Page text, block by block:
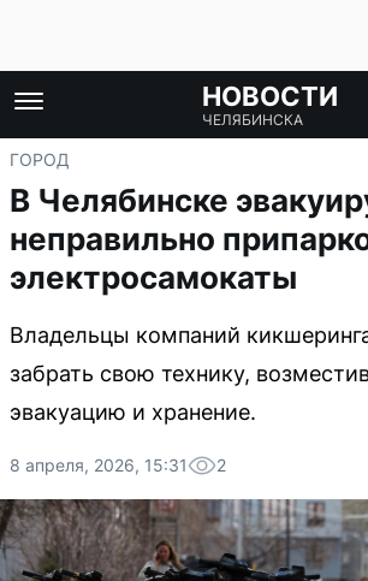
НОВОСТИ
ЧЕЛЯБИНСКА
ГОРОД
В Челябинске
неправильно
электросамокаты
Владельцы компаний
забрать свою технику,
эвакуацию и хранение.
8 апреля, 2026, 15:31 2